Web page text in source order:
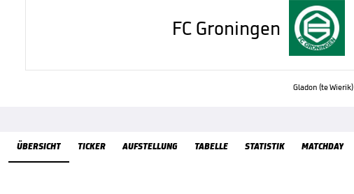
FC Groningen
Gladon (te Wierik)
ÜBERSICHT TICKER AUFSTELLUNG TABELLE STATISTIK MATCHDAY
Übersicht